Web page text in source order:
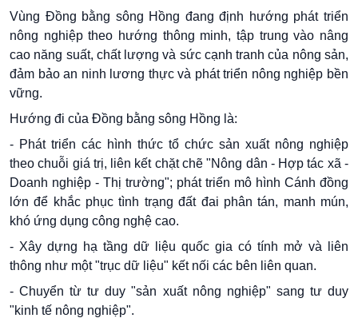
Vùng Đồng bằng sông Hồng đang định hướng phát triển
nông nghiệp theo hướng thông minh, tập trung vào nâng
cao năng suất, chất lượng và sức cạnh tranh của nông sản,
đảm bảo an ninh lương thực và phát triển nông nghiệp bền
vững.
Hướng đi của Đồng bằng sông Hồng là:
- Phát triển các hình thức tổ chức sản xuất nông nghiệp
theo chuỗi giá trị, liên kết chặt chẽ "Nông dân - Hợp tác xã -
Doanh nghiệp - Thị trường"; phát triển mô hình Cánh đồng
lớn để khắc phục tình trạng đất đai phân tán, manh mún,
khó ứng dụng công nghệ cao.
- Xây dựng hạ tầng dữ liệu quốc gia có tính mở và liên
thông như một "trục dữ liệu" kết nối các bên liên quan.
- Chuyển từ tư duy "sản xuất nông nghiệp" sang tư duy
"kinh tế nông nghiệp".